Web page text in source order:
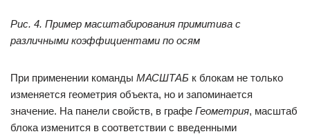
Рис. 4. Пример масштабирования примитива с
различными коэффициентами по осям
При применении команды МАСШТАБ к блокам не только
изменяется геометрия объекта, но и запоминается
значение. На панели свойств, в графе Геометрия, масштаб
блока изменится в соответствии с введенными